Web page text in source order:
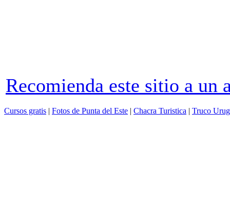
Recomienda este sitio a un
Cursos gratis | Fotos de Punta del Este | Chacra Turistica | Truco